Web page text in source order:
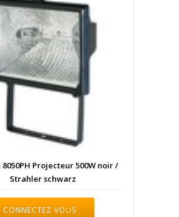
Projecteur 500W noir /
Strahler schwarz
CONNECTEZ VOUS